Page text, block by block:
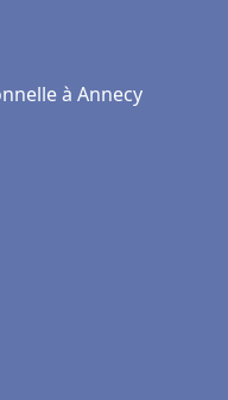
à Annecy